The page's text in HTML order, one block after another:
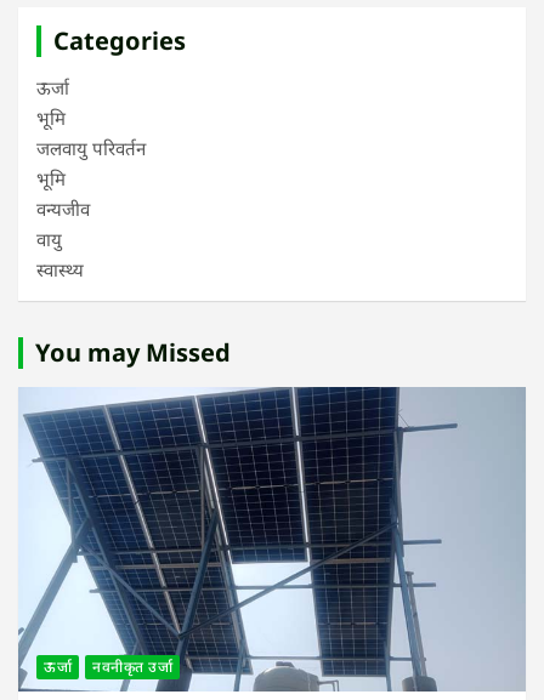
Categories
ऊर्जा
भूमि
जलवायु परिवर्तन
भूमि
वन्यजीव
वायु
स्वास्थ्य
You may Missed
ऊर्जा नवनीकृत उर्जा